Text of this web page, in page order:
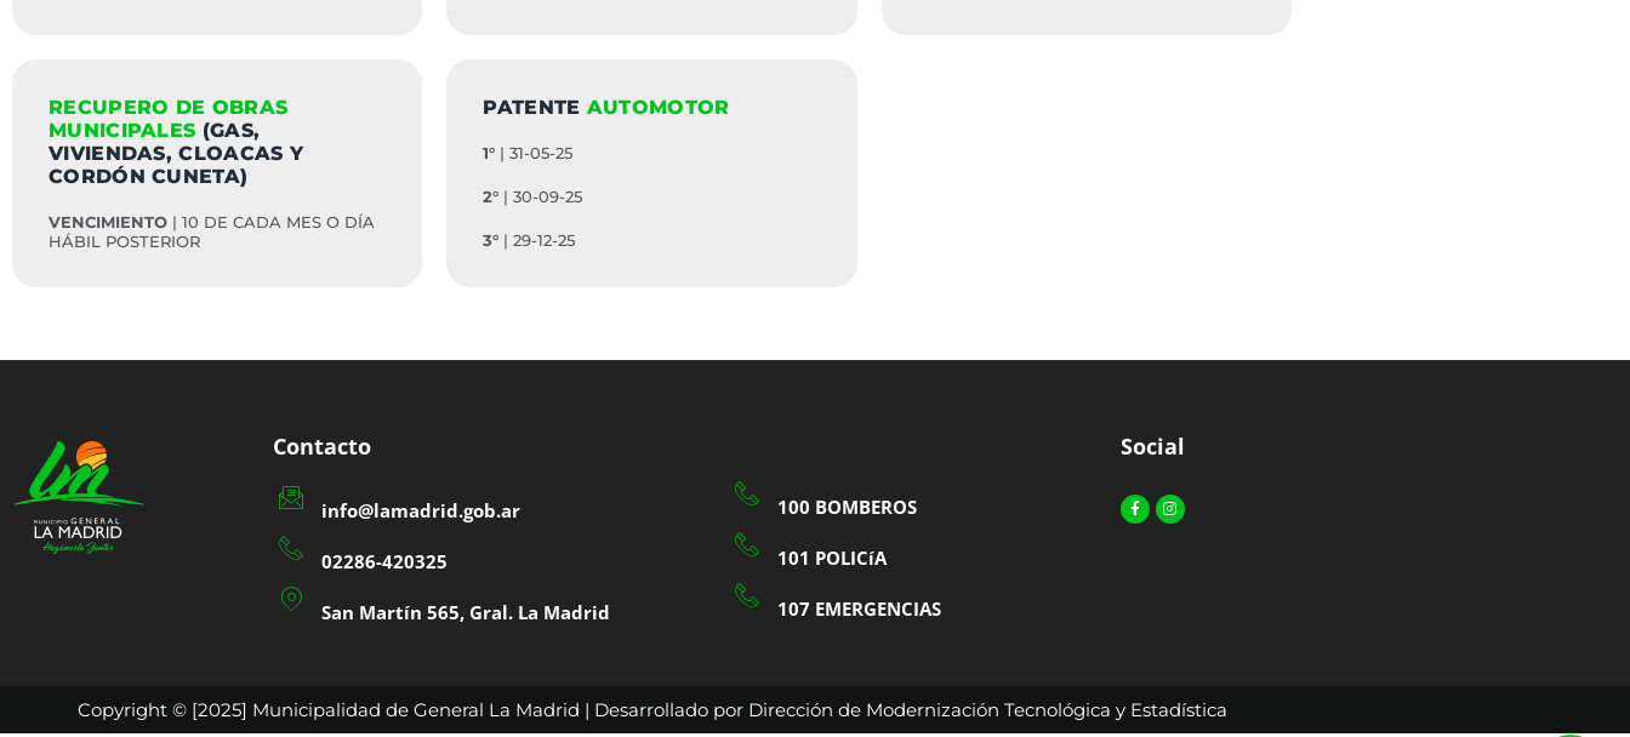
RECUPERO DE OBRAS
MUNICIPALES (GAS,
VIVIENDAS, CLOACAS Y
CORDÓN CUNETA)
VENCIMIENTO | 10 DE CADA MES O DÍA
HÁBIL POSTERIOR
PATENTE AUTOMOTOR
1° | 31-05-25
2° | 30-09-25
3° | 29-12-25
Contacto
info@lamadrid.gob.ar
02286-420325
San Martín 565, Gral. La Madrid
100 BOMBEROS
101 POLICíA
107 EMERGENCIAS
Social
Facebook-
f
Instagram
Copyright © [2025] Municipalidad de General La Madrid | Desarrollado por Dirección de Modernización Tecnológica y Estadística